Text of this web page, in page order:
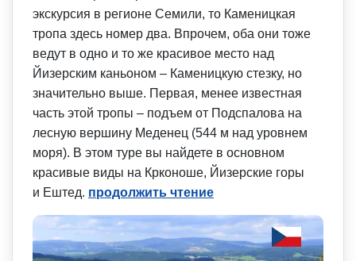
экскурсия в регионе Семили, то Каменицкая
тропа здесь номер два. Впрочем, оба они тоже
ведут в одно и то же красивое место над
Йизерским каньоном – Каменицкую стезку, но
значительно выше. Первая, менее известная
часть этой тропы – подъем от Подспалова на
лесную вершину Меденец (544 м над уровнем
моря). В этом туре вы найдете в основном
красивые виды на Крконоше, Йизерские горы
и Ештед. продолжить чтение